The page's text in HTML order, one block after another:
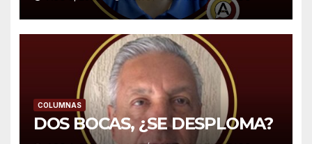
COLUMNAS
DOS BOCAS, ¿SE DESPLOMA?